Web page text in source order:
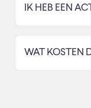
IK HEB EEN
WAT KOSTEN